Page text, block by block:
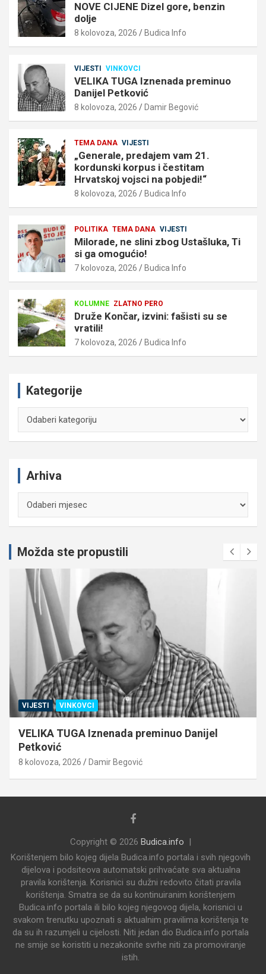
NOVE CIJENE Dizel gore, benzin
dolje
8 kolovoza, 2026 Budica Info
VIJESTI VINKOVCI
VELIKA TUGA Iznenada preminuo
Danijel Petković
8 kolovoza, 2026 Damir Begović
TEMA DANA VIJESTI
„Generale, predajem vam 21.
kordunski korpus i čestitam
Hrvatskoj vojsci na pobjedi!“
8 kolovoza, 2026 Budica Info
POLITIKA TEMA DANA VIJESTI
Milorade, ne slini zbog Ustašluka, Ti
si ga omogućio!
7 kolovoza, 2026 Budica Info
KOLUMNE ZLATNO PERO
Druže Končar, izvini: fašisti su se
vratili!
7 kolovoza, 2026 Budica Info
Kategorije
Arhiva
Možda ste propustili
VIJESTI VINKOVCI
VELIKA TUGA Iznenada preminuo Danijel
Petković
8 kolovoza, 2026 Damir Begović
Copyright © 2026 Budica.info
Korištenjem bilo kojeg dijela Budica.info portala i svih njegovih
dijelova i podsiteova automatski prihvaćate sva aktualna
pravila korištenja. Korisnici su dužni redovito čitati pravila
korištenja. Smatra se da su kontinuiranim korištenjem
Budica.info portala ili bilo kojeg njegovog dijela, korisnici u
svakom trenutku upoznati s aktualnim pravilima korištenja te
da su ih razumjeli u cijelosti. Niti jedan dio Budica.info portala
ne smije se koristiti u nezakonite svrhe niti za promoviranje
istih.